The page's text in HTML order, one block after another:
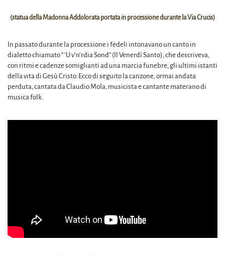
(statua della Madonna Addolorata portata in processione durante la Via Crucis)
In passato durante la processione i fedeli intonavano un canto in
dialetto chiamato ” ‘U v’n’rdia Sond” (Il Venerdì Santo), che descriveva,
con ritmi e cadenze somiglianti ad una marcia funebre, gli ultimi istanti
della vita di Gesù Cristo. Ecco di seguito la canzone, ormai andata
perduta, cantata da Claudio Mola, musicista e cantante materano di
musica folk.